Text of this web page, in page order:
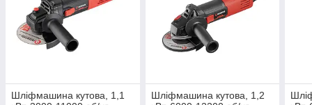
Шліфмашина кутова, 1,1
Шліфмашина кутова, 1,2